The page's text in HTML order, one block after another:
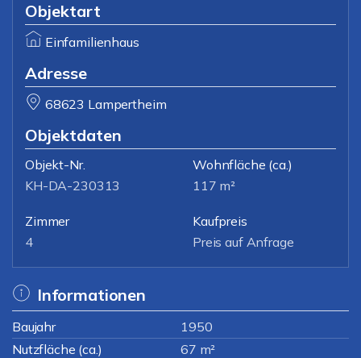
Objektart
Einfamilienhaus
Adresse
68623 Lampertheim
Objektdaten
Objekt-Nr.
KH-DA-230313
Wohnfläche (ca.)
117 m²
Zimmer
4
Kaufpreis
Preis auf Anfrage
Informationen
Baujahr
1950
Nutzfläche (ca.)
67 m²